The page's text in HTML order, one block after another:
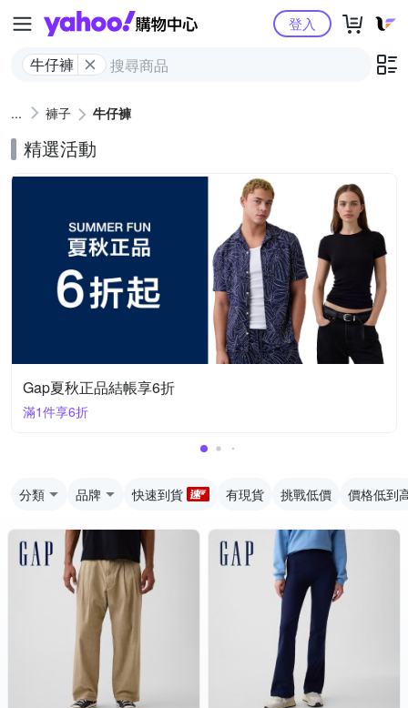
Yahoo購物中心
牛仔褲
登入
褲子 牛仔褲
精選活動
Gap夏秋正品結帳享6折
滿1件享6折
分類 品牌 快速到貨 有現貨 挑戰低價 價格低到